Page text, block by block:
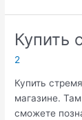
стеллажи
Купить
2
Купить
магазине.
сможете